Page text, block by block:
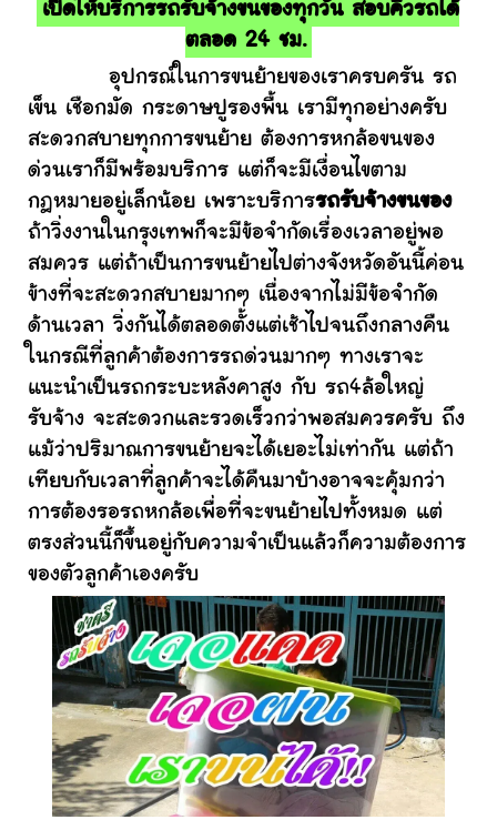
เปิดให้บริการรถรับจ้างขนของทุกวัน สอบคิวรถได้
ตลอด 24 ชม.
อุปกรณ์ในการขนย้ายของเราครบครัน รถ
เข็น เชือกมัด กระดาษปูรองพื้น เรามีทุกอย่างครับ
สะดวกสบายทุกการขนย้าย ต้องการหกล้อขนของ
ด่วนเราก็มีพร้อมบริการ แต่ก็จะมีเงื่อนไขตาม
กฎหมายอยู่เล็กน้อย เพราะบริการรถรับจ้างขนของ
ถ้าวิ่งงานในกรุงเทพก็จะมีข้อจำกัดเรื่องเวลาอยู่พอ
สมควร แต่ถ้าเป็นการขนย้ายไปต่างจังหวัดอันนี้ค่อน
ข้างที่จะสะดวกสบายมากๆ เนื่องจากไม่มีข้อจำกัด
ด้านเวลา วิ่งกันได้ตลอดตั้งแต่เช้าไปจนถึงกลางคืน
ในกรณีที่ลูกค้าต้องการรถด่วนมากๆ ทางเราจะ
แนะนำเป็นรถกระบะหลังคาสูง กับ รถ4ล้อใหญ่
รับจ้าง จะสะดวกและรวดเร็วกว่าพอสมควรครับ ถึง
แม้ว่าปริมาณการขนย้ายจะได้เยอะไม่เท่ากัน แต่ถ้า
เทียบกับเวลาที่ลูกค้าจะได้คืนมาบ้างอาจจะคุ้มกว่า
การต้องรอรถหกล้อเพื่อที่จะขนย้ายไปทั้งหมด แต่
ตรงส่วนนี้ก็ขึ้นอยู่กับความจำเป็นแล้วก็ความต้องการ
ของตัวลูกค้าเองครับ